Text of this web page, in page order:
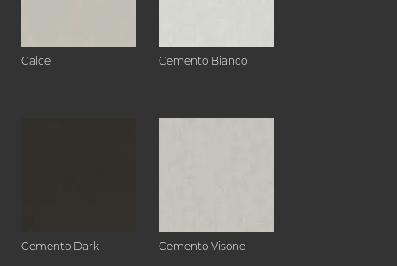
Calce Cemento Bianco
Cemento Dark Cemento Visone